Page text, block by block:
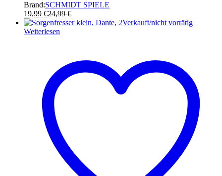
Brand:SCHMIDT SPIELE
19,99 €24,99€
Verkauft/nicht vorrätig
Weiterlesen